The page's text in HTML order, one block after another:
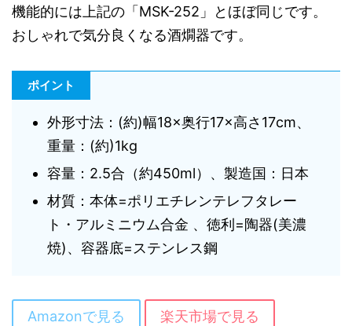
機能的には上記の「MSK-252」とほぼ同じです。
おしゃれで気分良くなる酒燗器です。
ポイント
外形寸法：(約)幅18×奥行17×高さ17cm、
重量：(約)1kg
容量：2.5合（約450ml）、製造国：日本
材質：本体=ポリエチレンテレフタレー
ト・アルミニウム合金 、徳利=陶器(美濃
焼)、容器底=ステンレス鋼
Amazonで見る 楽天市場で見る